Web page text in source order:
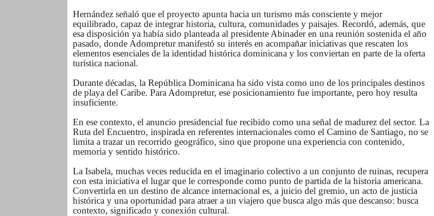
Hernández señaló que el proyecto apunta hacia un turismo más consciente y mejor
equilibrado, capaz de integrar historia, cultura, comunidades y paisajes. Recordó, además, que
esa disposición ya había sido planteada al presidente Abinader en una reunión sostenida el año
pasado, donde Adompretur manifestó su interés en acompañar iniciativas que rescaten los
elementos esenciales de la identidad histórica dominicana y los conviertan en parte de la oferta
turística nacional.
Durante décadas, la República Dominicana ha sido vista como uno de los principales destinos
de playa del Caribe. Para Adompretur, ese posicionamiento fue importante, pero hoy resulta
insuficiente.
En ese contexto, el anuncio presidencial fue recibido como una señal de madurez del sector. La
Ruta del Encuentro, inspirada en referentes internacionales como el Camino de Santiago, no se
limita a trazar un recorrido geográfico, sino que propone una experiencia con contenido,
memoria y sentido histórico.
La Isabela, muchas veces reducida en el imaginario colectivo a un conjunto de ruinas, recupera
con esta iniciativa el lugar que le corresponde como punto de partida de la historia americana.
Convertirla en un destino de alcance internacional es, a juicio del gremio, un acto de justicia
histórica y una oportunidad para atraer a un viajero que busca algo más que descanso: busca
contexto, significado y conexión cultural.